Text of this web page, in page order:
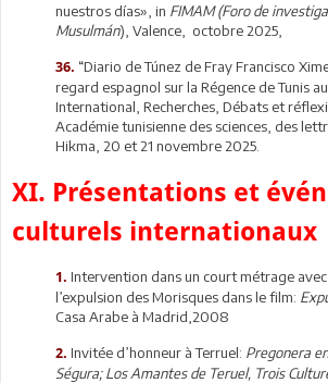
nuestros días», in FIMAM (Foro de
Musulmán), Valence, octobre 2025,
36. “Diario de Túnez de Fray Francisco
regard espagnol sur la Régence de Tunis
International, Recherches, Débats et
Académie tunisienne des sciences, des
Hikma, 20 et 21 novembre 2025.
XI. Présentations et
culturels internationaux
1. Intervention dans un court métrage
l’expulsion des Morisques dans le film:
Casa Arabe à Madrid,2008
2. Invitée d’honneur à Terruel: Pregonera
Ségura; Los Amantes de Teruel, Trois